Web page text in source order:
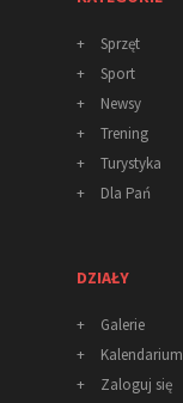
+
Sprzęt
+
Sport
+
Newsy
+
Trening
+
Turystyka
+
Dla Pań
DZIAŁY
+
Galerie
+
Kalendarium
+
Zaloguj się